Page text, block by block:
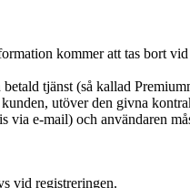
kommer att tas bort
tjänst (så kallad
utöver den givna
via e-mail) och användaren
vid registreringen.